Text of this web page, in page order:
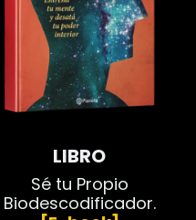
LIBRO
Sé tu Propio
Biodescodificador.